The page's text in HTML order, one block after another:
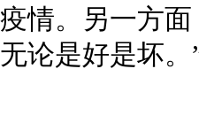
疫情。另一方
无论是好是坏。